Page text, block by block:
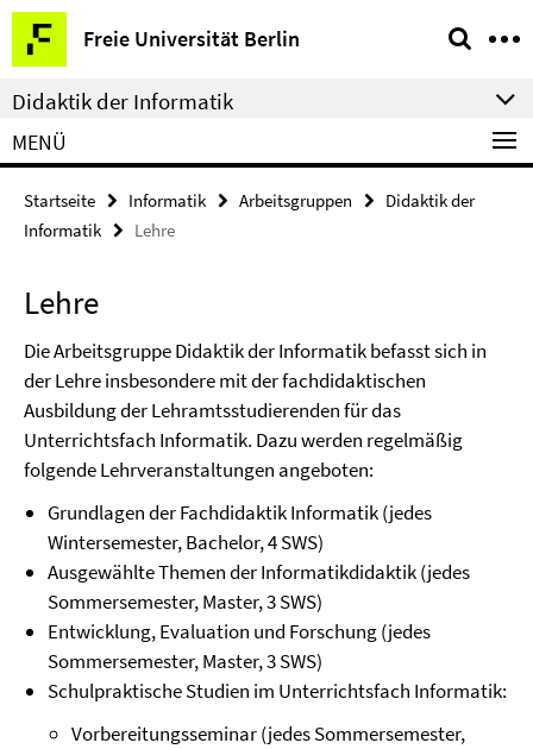
Springe
direkt
zu
Inhalt
Freie Universität Berlin
Service-
Navigation
Didaktik der Informatik
MENÜ
Startseite Informatik Arbeitsgruppen
Didaktik der
Informatik
Lehre
Lehre
Die Arbeitsgruppe Didaktik der Informatik befasst sich in
der Lehre insbesondere mit der fachdidaktischen
Ausbildung der Lehramtsstudierenden für das
Unterrichtsfach Informatik. Dazu werden regelmäßig
folgende Lehrveranstaltungen angeboten:
Grundlagen der Fachdidaktik Informatik (jedes
Wintersemester, Bachelor, 4 SWS)
Ausgewählte Themen der Informatikdidaktik (jedes
Sommersemester, Master, 3 SWS)
Entwicklung, Evaluation und Forschung (jedes
Sommersemester, Master, 3 SWS)
Schulpraktische Studien im Unterrichtsfach Informatik:
Vorbereitungsseminar (jedes Sommersemester,